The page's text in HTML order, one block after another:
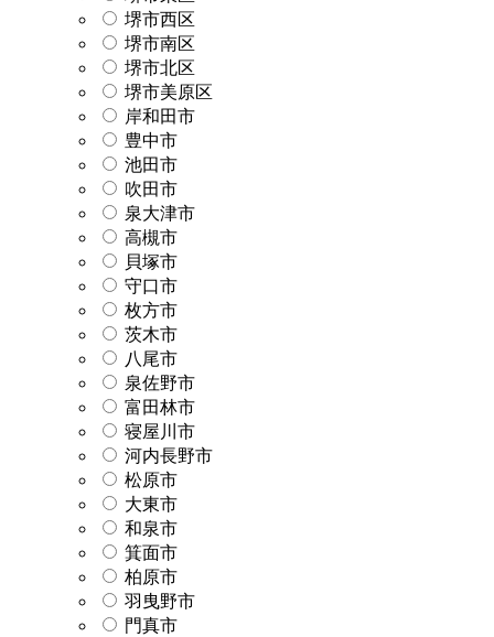
堺市西区
堺市南区
堺市北区
堺市美原区
岸和田市
豊中市
池田市
吹田市
泉大津市
高槻市
貝塚市
守口市
枚方市
茨木市
八尾市
泉佐野市
富田林市
寝屋川市
河内長野市
松原市
大東市
和泉市
箕面市
柏原市
羽曳野市
門真市